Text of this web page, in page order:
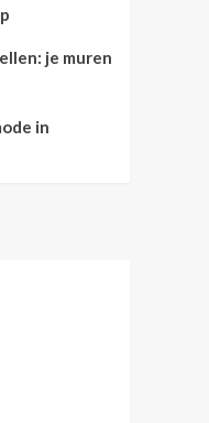
je muren
in